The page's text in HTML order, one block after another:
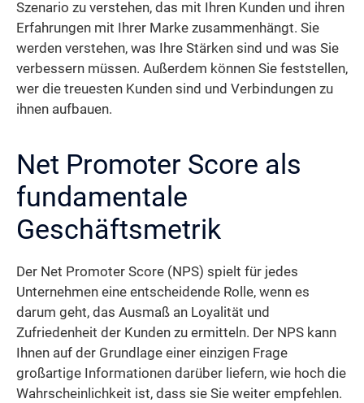
Szenario zu verstehen, das mit Ihren Kunden und ihren
Erfahrungen mit Ihrer Marke zusammenhängt. Sie
werden verstehen, was Ihre Stärken sind und was Sie
verbessern müssen. Außerdem können Sie feststellen,
wer die treuesten Kunden sind und Verbindungen zu
ihnen aufbauen.
Net Promoter Score als
fundamentale
Geschäftsmetrik
Der Net Promoter Score (NPS) spielt für jedes
Unternehmen eine entscheidende Rolle, wenn es
darum geht, das Ausmaß an Loyalität und
Zufriedenheit der Kunden zu ermitteln. Der NPS kann
Ihnen auf der Grundlage einer einzigen Frage
großartige Informationen darüber liefern, wie hoch die
Wahrscheinlichkeit ist, dass sie Sie weiter empfehlen.